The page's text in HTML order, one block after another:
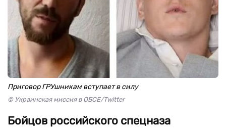
Приговор ГРУшникам вступает в силу
© Украинская миссия в ОБСЕ/Twitter
Бойцов российского спецназа